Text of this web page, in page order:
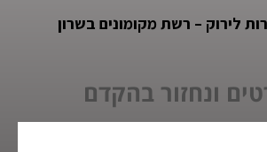
לירוק – רשת מקומונים בשרון
ונחזור בהקדם